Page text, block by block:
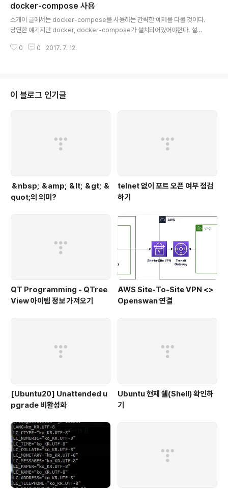
치하기 2017/07/12 - [DevOps] - docker-compose 사용 간단한 설치
공식홈페이지에 보면 아래처럼 단 한 줄로 Registry를 설치 할 수 있다고 나와
있..
docker-compose 사용
소개이 글에서는 docker-compose를 사용하는 간략한 예제를 다룰 것이다.
당연한 얘기지만 docker, docker-compose가 설치되어있어야한다. 설치
u에 Docker 설치하기 2017/07/12 - [DevOps] - docker-compose
TTP 서버를 사용하기 위한 방법이니, 예제를 보고 다른 언어로 바꿔서 작성해
도 무관하다. 1. 500..
0 0 2017. 7. 12.
이 블로그 인기글
＆nbsp; ＆amp; ＆lt; ＆gt; ＆
quot;의 의미?
telnet 없이 포트 오픈 여부 점검
하기
QT Programming - QTree
View 아이템 정보 가져오기
AWS Site-To-Site VPN <>
Openswan 연결
[Ubuntu20] Unattended u
pgrade 비활성화
Ubuntu 현재 쉘(Shell) 확인하
기